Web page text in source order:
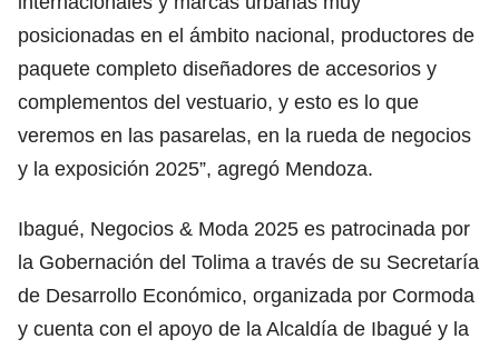
posicionadas en el ámbito nacional, productores de
paquete completo diseñadores de accesorios y
complementos del vestuario, y esto es lo que
veremos en las pasarelas, en la rueda de negocios
y la exposición 2025”, agregó Mendoza.
Ibagué, Negocios & Moda 2025 es patrocinada por
la Gobernación del Tolima a través de su Secretaría
de Desarrollo Económico, organizada por Cormoda
y cuenta con el apoyo de la Alcaldía de Ibagué y la